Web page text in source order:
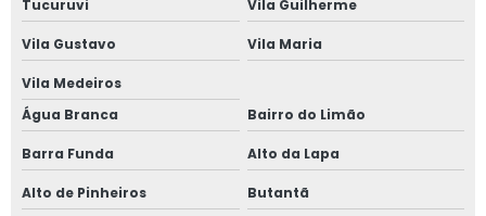
Valor aluguel de plataforma elevatória
Valor de locação de plataforma elevatória
Plataforma tesoura aluguel valor
Plataforma tesoura aluguel são paulo
Plataforma tesoura 8 metros
Tucuruvi Vila Guilherme
Vila Gustavo Vila Maria
Vila Medeiros
Água Branca
Bairro do Limão
Barra Funda Alto da Lapa
Alto de Pinheiros Butantã